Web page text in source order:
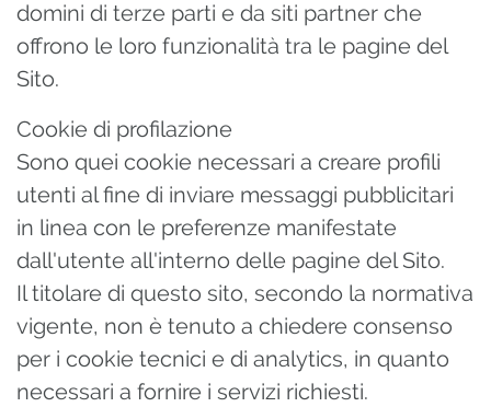
domini di terze parti e da siti partner che
offrono le loro funzionalità tra le pagine del
Sito.
Cookie di profilazione
Sono quei cookie necessari a creare profili
utenti al fine di inviare messaggi pubblicitari
in linea con le preferenze manifestate
dall'utente all'interno delle pagine del Sito.
Il titolare di questo sito, secondo la normativa
vigente, non è tenuto a chiedere consenso
per i cookie tecnici e di analytics, in quanto
necessari a fornire i servizi richiesti.